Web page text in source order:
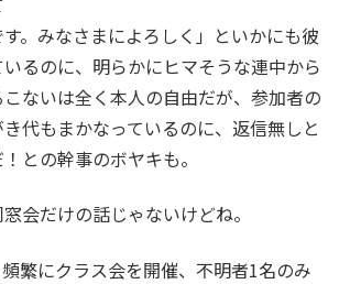
。みなさまによろしく」といかにも彼
るのに、明らかにヒマそうな連中から
ないは全く本人の自由だが、参加者の
代もまかなっているのに、返信無しと
との幹事のボヤキも。
会だけの話じゃないけどね。
繁にクラス会を開催、不明者1名のみ